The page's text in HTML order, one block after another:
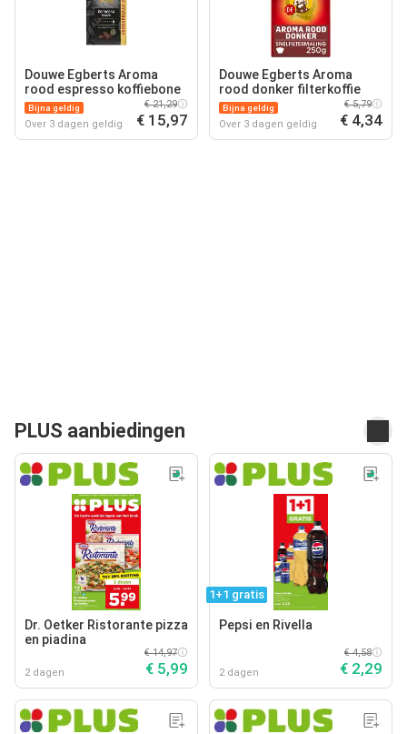
Douwe Egberts Aroma
rood espresso koffiebone
Bijna geldig
Over 3 dagen geldig
€ 21,29
€ 15,97
Douwe Egberts Aroma
rood donker filterkoffie
Bijna geldig
Over 3 dagen geldig
€ 5,79
€ 4,34
PLUS aanbiedingen
Dr. Oetker Ristorante pizza
en piadina
2 dagen
€ 14,97
€ 5,99
1+1 gratis
Pepsi en Rivella
2 dagen
€ 4,58
€ 2,29